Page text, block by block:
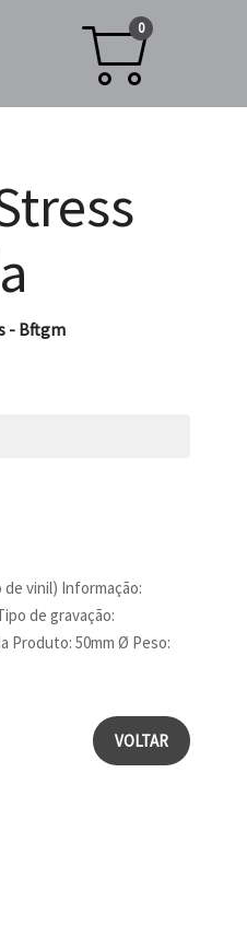
0
- Bftgm
de vinil) Informação:
de gravação:
Produto: 50mm Ø Peso:
VOLTAR